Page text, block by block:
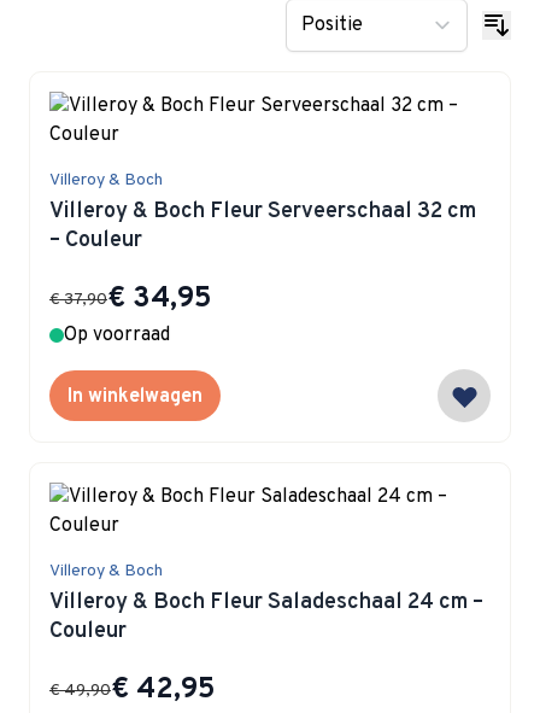
Villeroy & Boch
Villeroy & Boch Fleur Serveerschaal 32 cm
– Couleur
Special Price
€ 34,95
€ 37,90
Op voorraad
In winkelwagen
Villeroy & Boch
Villeroy & Boch Fleur Saladeschaal 24 cm –
Couleur
Special Price
€ 42,95
€ 49,90